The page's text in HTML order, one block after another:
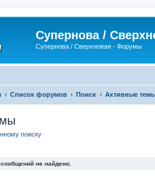
Супернова /
Супернова / Сверхновая - Форумы
Список форумов Поиск Активные
поиску
не найдено.